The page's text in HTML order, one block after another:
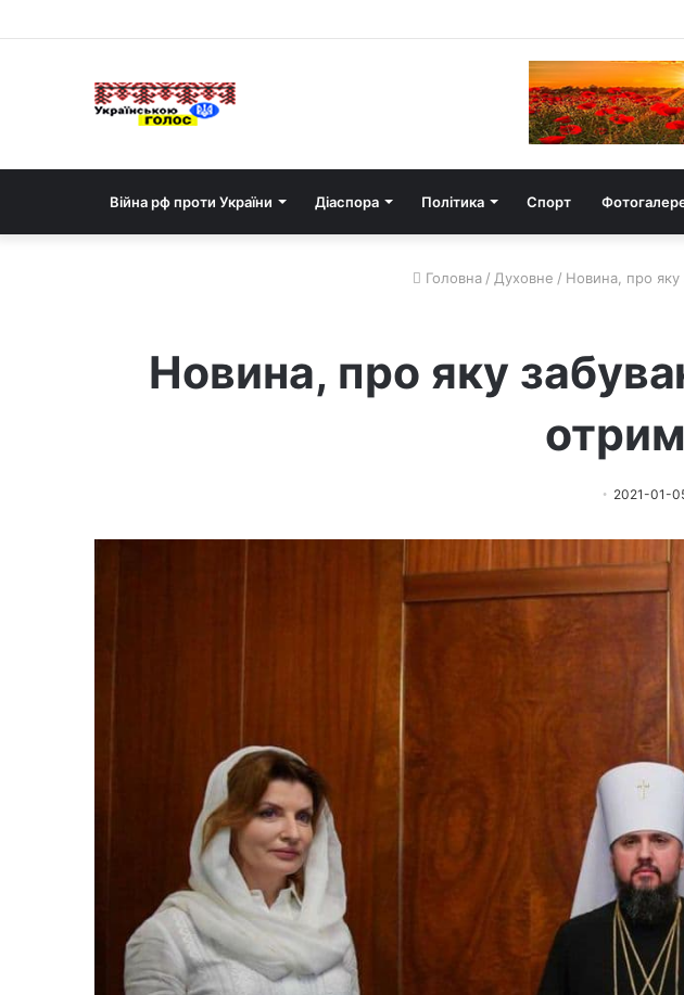
Війна рф проти України Діаспора Політика Спорт
Головна / Духовне / Новина, про яку
Новина, про яку
2021-01-